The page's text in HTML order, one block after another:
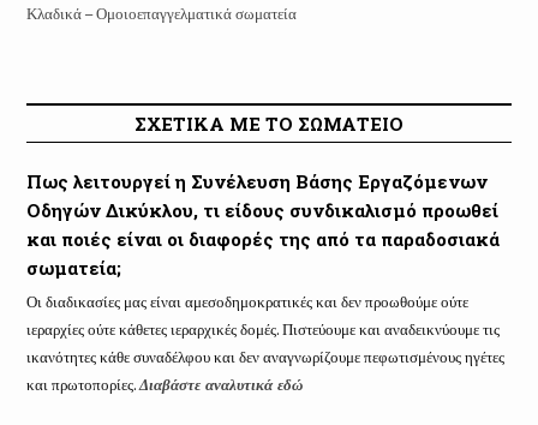
Κλαδικά – Ομοιοεπαγγελματικά σωματεία
ΣΧΕΤΙΚΑ ΜΕ ΤΟ ΣΩΜΑΤΕΙΟ
Πως λειτουργεί η Συνέλευση Βάσης Εργαζόμενων
Οδηγών Δικύκλου, τι είδους συνδικαλισμό προωθεί
και ποιές είναι οι διαφορές της από τα παραδοσιακά
σωματεία;
Οι διαδικασίες μας είναι αμεσοδημοκρατικές και δεν προωθούμε ούτε
ιεραρχίες ούτε κάθετες ιεραρχικές δομές. Πιστεύουμε και αναδεικνύουμε τις
ικανότητες κάθε συναδέλφου και δεν αναγνωρίζουμε πεφωτισμένους ηγέτες
και πρωτοπορίες.Διαβάστε αναλυτικά εδώ